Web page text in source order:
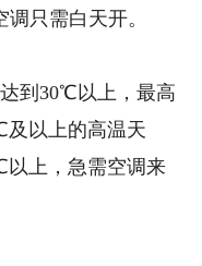
只需白天开。
到30℃以上，最高
及以上的高温天
以上，急需空调来